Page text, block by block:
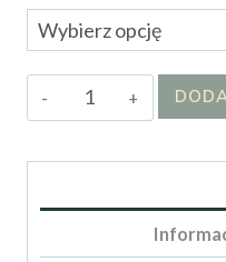
ilość
Brelok